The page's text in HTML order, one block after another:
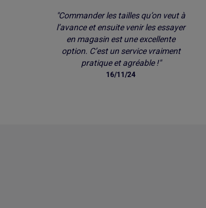
"Commander les tailles qu’on veut à
l’avance et ensuite venir les essayer
en magasin est une excellente
option. C’est un service vraiment
pratique et agréable !"
16/11/24